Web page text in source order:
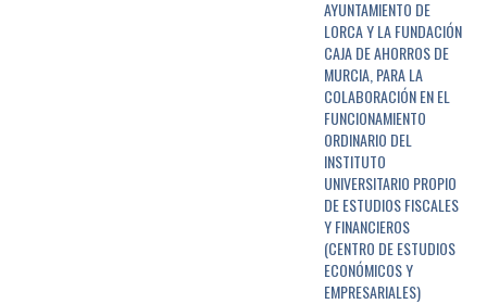
AYUNTAMIENTO DE
LORCA Y LA FUNDACIÓN
CAJA DE AHORROS DE
MURCIA, PARA LA
COLABORACIÓN EN EL
FUNCIONAMIENTO
ORDINARIO DEL
INSTITUTO
UNIVERSITARIO PROPIO
DE ESTUDIOS FISCALES
Y FINANCIEROS
(CENTRO DE ESTUDIOS
ECONÓMICOS Y
EMPRESARIALES)